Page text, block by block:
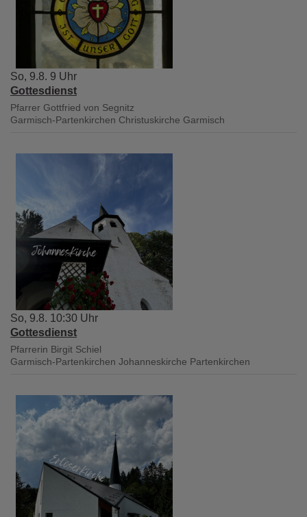
So, 9.8. 9 Uhr
Gottesdienst
Pfarrer Gottfried von Segnitz
Garmisch-Partenkirchen Christuskirche Garmisch
So, 9.8. 10:30 Uhr
Gottesdienst
Pfarrerin Birgit Schiel
Garmisch-Partenkirchen Johanneskirche Partenkirchen